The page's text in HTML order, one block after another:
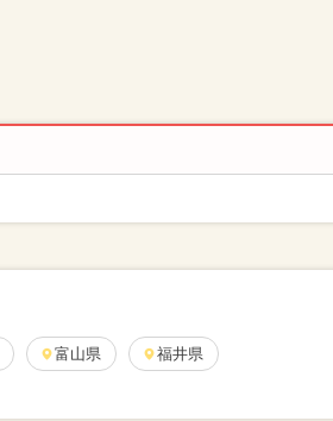
富山県 福井県